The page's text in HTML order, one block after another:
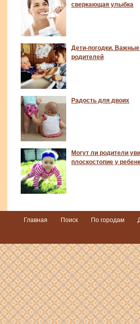
сверкающая улыбка
Дети-погодки.
родителей
Радость для двоих
Могут ли родители
плоскостопие у
Главная Поиск По городам